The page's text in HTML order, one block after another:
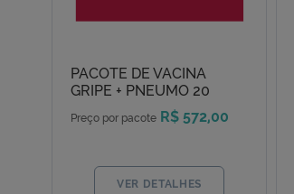
PACOTE DE VACINA
GRIPE + PNEUMO 20
Preço por pacote R$ 572,00
VER DETALHES